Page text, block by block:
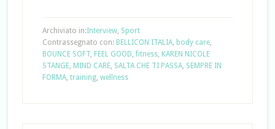
Archiviato in:Interview, Sport
Contrassegnato con: BELLICON ITALIA, body care,
BOUNCE SOFT, FEEL GOOD, fitness, KAREN NICOLE
STANGE, MIND CARE, SALTA CHE TI PASSA, SEMPRE IN
FORMA, training, wellness